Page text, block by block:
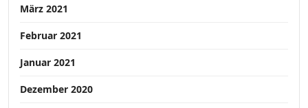
März 2021
Februar 2021
Januar 2021
Dezember 2020